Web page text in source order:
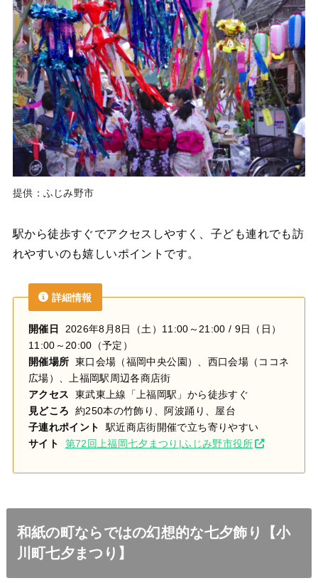
提供：ふじみ野市
駅から徒歩すぐでアクセスしやすく、子ども連れでも訪
れやすいのも嬉しいポイントです。
詳細情報
開催日 2026年8月8日（土）11:00～21:00 / 9日（日）
11:00～20:00（予定）
開催場所 東口会場（福岡中央公園）、西口会場（ココネ
広場）、上福岡駅周辺各商店街
アクセス 東武東上線「上福岡駅」から徒歩すぐ
見どころ 約250本の竹飾り、阿波踊り、屋台
子連れポイント
駅近商店街開催で立ち寄りやすい
サイト
第72回上福岡七夕まつり|ふじみ野市役所
和紙の町ならではの幻想的な七夕飾り【小
川町七夕まつり】